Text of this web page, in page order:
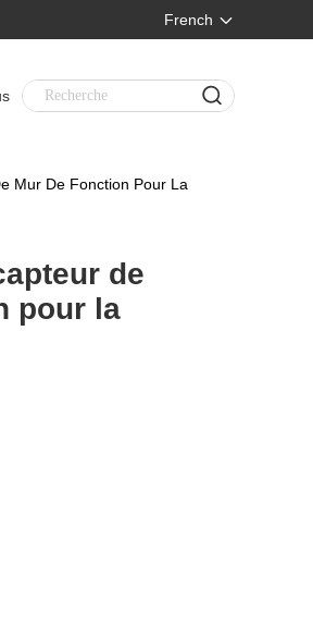
French
Mur De Fonction Pour La
de
pour la